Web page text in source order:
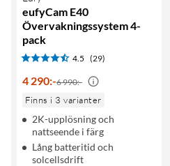
eufyCam E40
Övervakningssystem 4-
pack
4.5 (29)
4 290:-6 990:-
Finns i 3 varianter
2K-upplösning och
nattseende i färg
Lång batteritid och
solcellsdrift